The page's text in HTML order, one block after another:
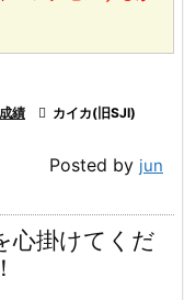
績  カイカ(旧SJI)
Posted by jun
心掛けてくだ